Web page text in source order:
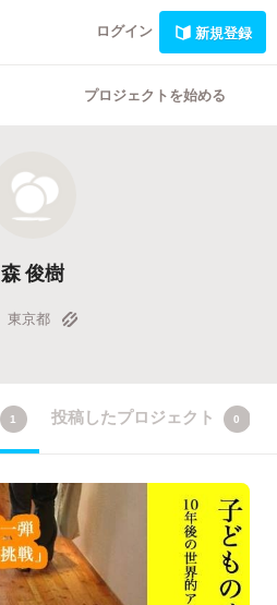
ログイン 新規登録
プロジェクトを始める
森 俊樹
東京都
1 投稿したプロジェクト 0